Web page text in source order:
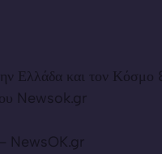
Ελλάδα και τον Κόσμο
Newsok.gr
NewsOK.gr